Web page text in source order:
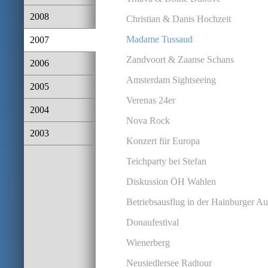
2008
2007
2006
2005
2004
2003
Christian & Danis Hochzeit
Madame Tussaud
Zandvoort & Zaanse Schans
Amsterdam Sightseeing
Verenas 24er
Nova Rock
Konzert für Europa
Teichparty bei Stefan
Diskussion ÖH Wahlen
Betriebsausflug in der Hainburger Au
Donaufestival
Wienerberg
Neusiedlersee Radtour